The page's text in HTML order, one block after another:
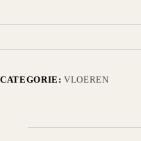
CATEGORIE:VLOEREN